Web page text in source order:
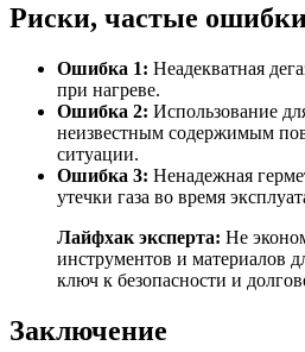
Риски, частые
Ошибка 1: Неадекватная
при нагреве.
Ошибка 2: Использование
неизвестным содержимым
ситуации.
Ошибка 3: Ненадежная
утечки газа во время
Лайфхак эксперта: Не
инструментов и материалов
ключ к безопасности и
Заключение